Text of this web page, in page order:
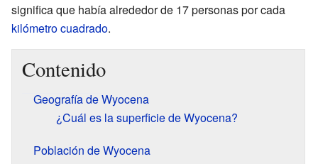
significa que había alrededor de 17 personas por cada
kilómetro cuadrado.
Contenido
Geografía de Wyocena
¿Cuál es la superficie de Wyocena?
Población de Wyocena